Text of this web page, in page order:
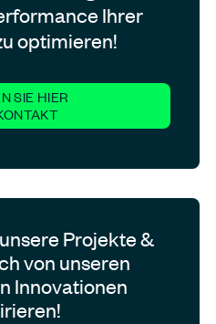
Ihrer
optimieren!
SIE HIER
Projekte &
von unseren
Innovationen